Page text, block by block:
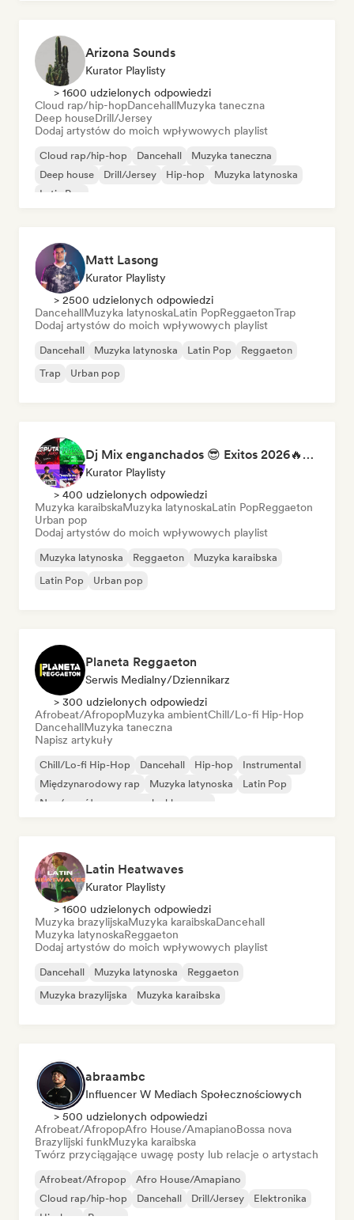
Arizona Sounds
Kurator Playlisty
> 1600 udzielonych odpowiedzi
Cloud rap/hip-hopDancehallMuzyka taneczna
Deep houseDrill/Jersey
Dodaj artystów do moich wpływowych playlist
Cloud rap/hip-hop Dancehall
Muzyka taneczna
Deep house
Drill/Jersey Hip-hop
Muzyka latynoska
Latin Pop
Matt Lasong
Kurator Playlisty
> 2500 udzielonych odpowiedzi
DancehallMuzyka latynoskaLatin PopReggaetonTrap
Dodaj artystów do moich wpływowych playlist
Dancehall Muzyka latynoska Latin Pop
Reggaeton
Trap
Urban pop
Dj Mix enganchados 😎 Exitos 2026🔥🔥🫦
Kurator Playlisty
> 400 udzielonych odpowiedzi
Muzyka karaibskaMuzyka latynoskaLatin PopReggaeton
Urban pop
Dodaj artystów do moich wpływowych playlist
Muzyka latynoska Reggaeton
Muzyka karaibska
Latin Pop
Urban pop
Planeta Reggaeton
Serwis Medialny/Dziennikarz
> 300 udzielonych odpowiedzi
Afrobeat/AfropopMuzyka ambientChill/Lo-fi Hip-Hop
DancehallMuzyka taneczna
Napisz artykuły
Chill/Lo-fi Hip-Hop Dancehall Hip-hop
Instrumental
Międzynarodowy rap
Muzyka latynoska
Latin Pop
Neo/współczesna muzyka klasyczna
Latin Heatwaves
Kurator Playlisty
> 1600 udzielonych odpowiedzi
Muzyka brazylijskaMuzyka karaibskaDancehall
Muzyka latynoskaReggaeton
Dodaj artystów do moich wpływowych playlist
Dancehall Muzyka latynoska
Reggaeton
Muzyka brazylijska
Muzyka karaibska
abraambc
Influencer W Mediach Społecznościowych
> 500 udzielonych odpowiedzi
Afrobeat/AfropopAfro House/AmapianoBossa nova
Brazylijski funkMuzyka karaibska
Twórz przyciągające uwagę posty lub relacje o artystach
Afrobeat/Afropop
Afro House/Amapiano
Cloud rap/hip-hop
Dancehall Drill/Jersey
Elektronika
Hip-hop
Reggae